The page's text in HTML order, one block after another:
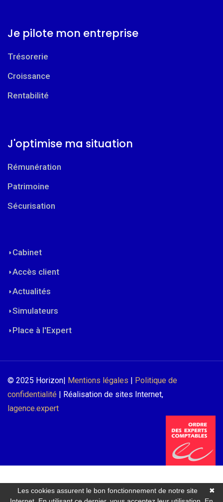
Je pilote mon entreprise
Trésorerie
Croissance
Rentabilité
J'optimise ma situation
Rémunération
Patrimoine
Sécurisation
Cabinet
Accès client
Actualités
Simulateurs
Place à l'Expert
© 2025 Horizon| Mentions légales
Politique de
confidentialité | Réalisation de sites Internet,
lagence.expert
✖
Les cookies assurent le bon fonctionnement de notre site